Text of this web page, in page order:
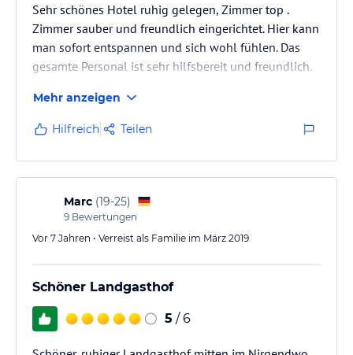
Sehr schönes Hotel ruhig gelegen, Zimmer top .
Zimmer sauber und freundlich eingerichtet. Hier kann
man sofort entspannen und sich wohl fühlen. Das
gesamte Personal ist sehr hilfsbereit und freundlich.
wieder . Lohnt sich auf jeden fall egal ob nur übers
Wochenende oder als kurz Urlaub .
Mehr anzeigen
Hilfreich Teilen
Marc (19-25)
9 Bewertungen
Vor 7 Jahren • Verreist als Familie im März 2019
Schöner Landgasthof
5 / 6